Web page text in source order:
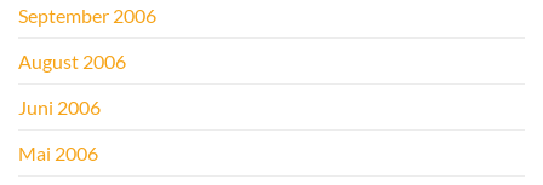
September 2006
August 2006
Juni 2006
Mai 2006